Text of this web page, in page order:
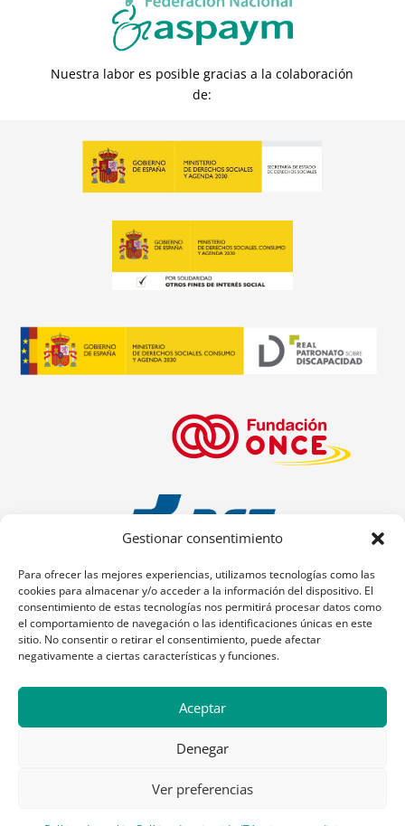
Gestionar consentimiento
Para ofrecer las mejores experiencias, utilizamos tecnologías como las
cookies para almacenar y/o acceder a la información del dispositivo. El
consentimiento de estas tecnologías nos permitirá procesar datos como
el comportamiento de navegación o las identificaciones únicas en este
sitio. No consentir o retirar el consentimiento, puede afectar
negativamente a ciertas características y funciones.
Aceptar
Denegar
Ver preferencias
Nuestra labor es posible gracias a la colaboración
de: